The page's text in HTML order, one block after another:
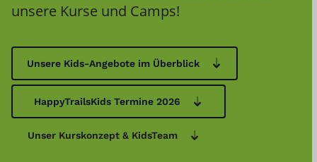
unsere Kurse und Camps!
Unsere Kids-Angebote im Überblick
HappyTrailsKids Termine 2026
Unser Kurskonzept & KidsTeam